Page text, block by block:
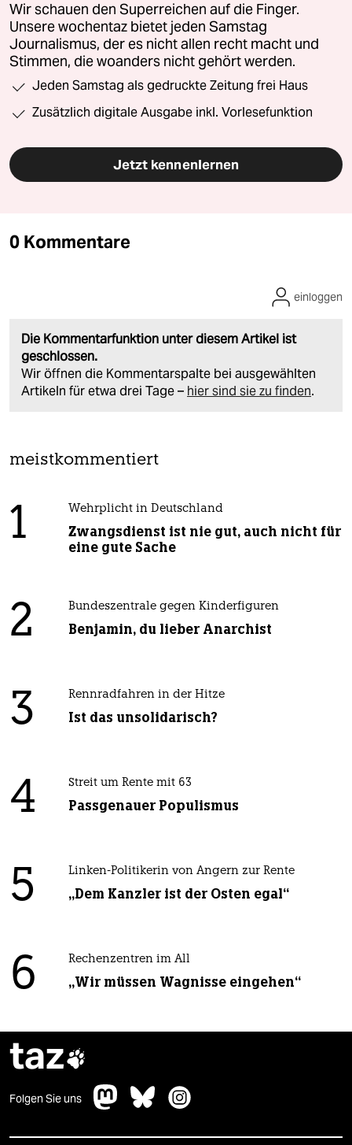
Wir schauen den Superreichen auf die Finger.
Unsere wochentaz bietet jeden Samstag
Journalismus, der es nicht allen recht macht und
Stimmen, die woanders nicht gehört werden.
Jeden Samstag als gedruckte Zeitung frei Haus
Zusätzlich digitale Ausgabe inkl. Vorlesefunktion
Jetzt kennenlernen
0 Kommentare
Die Kommentarfunktion unter diesem Artikel ist
geschlossen.
Wir öffnen die Kommentarspalte bei ausgewählten
Artikeln für etwa drei Tage – hier sind sie zu finden.
einloggen
meistkommentiert
1 Wehrplicht in Deutschland
Zwangsdienst ist nie gut, auch nicht für
eine gute Sache
2 Bundeszentrale gegen Kinderfiguren
Benjamin, du lieber Anarchist
3 Rennradfahren in der Hitze
Ist das unsolidarisch?
4 Streit um Rente mit 63
Passgenauer Populismus
5 Linken-Politikerin von Angern zur Rente
„Dem Kanzler ist der Osten egal“
6 Rechenzentren im All
„Wir müssen Wagnisse eingehen“
taz
Folgen Sie uns